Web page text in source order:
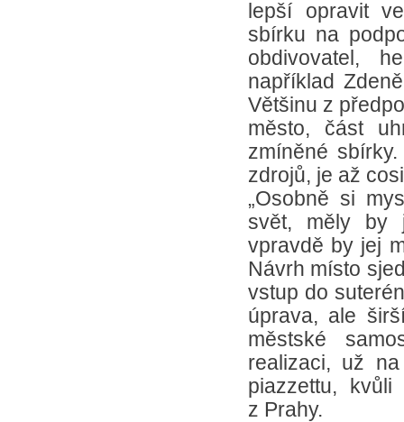
lepší opravit
sbírku na
obdivovatel,
například
Většinu z
město, část
zmíněné
zdrojů, je až
„Osobně si
svět, měly by
vpravdě by jej
Návrh místo
vstup do
úprava, ale
městské
realizaci, už
piazzettu,
z Prahy.